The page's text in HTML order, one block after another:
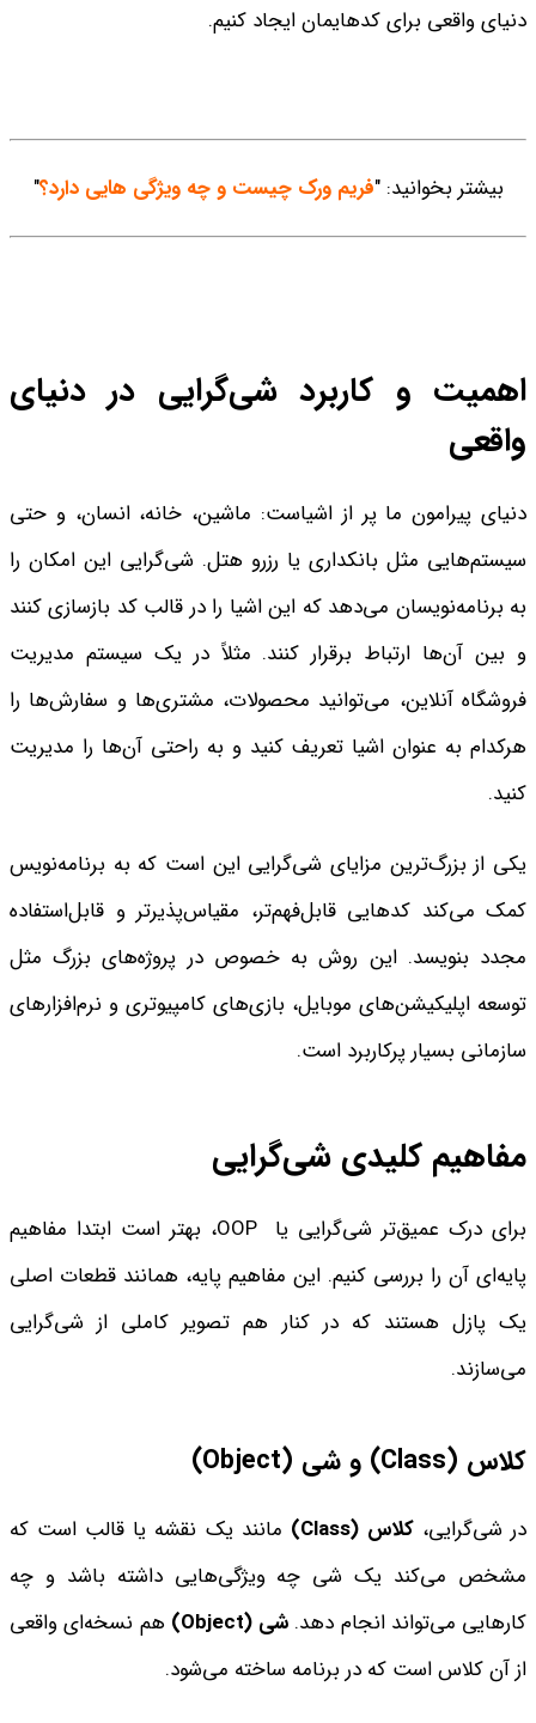
دنیای واقعی برای کدهایمان ایجاد کنیم.
بیشتر بخوانید: "فریم ورک چیست و چه ویژگی هایی دارد؟"
اهمیت و کاربرد شی‌گرایی در دنیای
واقعی
دنیای پیرامون ما پر از اشیاست: ماشین، خانه، انسان، و حتی
سیستم‌هایی مثل بانکداری یا رزرو هتل. شی‌گرایی این امکان را
به برنامه‌نویسان می‌دهد که این اشیا را در قالب کد بازسازی کنند
و بین آن‌ها ارتباط برقرار کنند. مثلاً در یک سیستم مدیریت
فروشگاه آنلاین، می‌توانید محصولات، مشتری‌ها و سفارش‌ها را
هرکدام به عنوان اشیا تعریف کنید و به راحتی آن‌ها را مدیریت
کنید.
یکی از بزرگ‌ترین مزایای شی‌گرایی این است که به برنامه‌نویس
کمک می‌کند کدهایی قابل‌فهم‌تر، مقیاس‌پذیرتر و قابل‌استفاده
مجدد بنویسد. این روش به خصوص در پروژه‌های بزرگ مثل
توسعه اپلیکیشن‌های موبایل، بازی‌های کامپیوتری و نرم‌افزارهای
سازمانی بسیار پرکاربرد است.
مفاهیم کلیدی شی‌گرایی
برای درک عمیق‌تر شی‌گرایی یا OOP، بهتر است ابتدا مفاهیم
پایه‌ای آن را بررسی کنیم. این مفاهیم پایه، همانند قطعات اصلی
یک پازل هستند که در کنار هم تصویر کاملی از شی‌گرایی
می‌سازند.
کلاس (Class) و شی (Object)
در شی‌گرایی،کلاس (Class)
مانند یک نقشه یا قالب است که
مشخص می‌کند یک شی چه ویژگی‌هایی داشته باشد و چه
کارهایی می‌تواند انجام دهد. شی (Object)
هم نسخه‌ای واقعی
از آن کلاس است که در برنامه ساخته می‌شود.